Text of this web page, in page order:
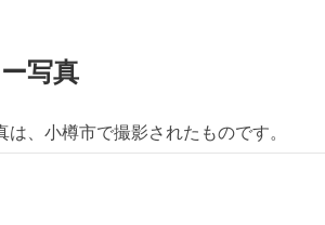
写真
、小樽市で撮影されたものです。